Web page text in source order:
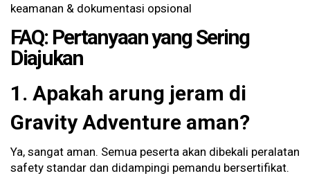
keamanan & dokumentasi opsional
FAQ: Pertanyaan yang Sering
Diajukan
1. Apakah arung jeram di
Gravity Adventure aman?
Ya, sangat aman. Semua peserta akan dibekali peralatan
safety standar dan didampingi pemandu bersertifikat.